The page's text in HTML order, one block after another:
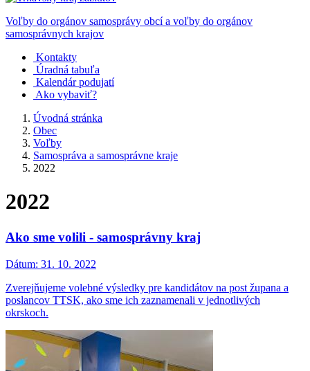
Voľby do orgánov samosprávy obcí a voľby do orgánov
samosprávnych krajov
Kontakty
Úradná tabuľa
Kalendár podujatí
Ako vybaviť?
Úvodná stránka
Obec
Voľby
Samospráva a samosprávne kraje
2022
2022
Ako sme volili - samosprávny kraj
Dátum: 31. 10. 2022
Zverejňujeme volebné výsledky pre kandidátov na post župana a
poslancov TTSK, ako sme ich zaznamenali v jednotlivých
okrskoch.